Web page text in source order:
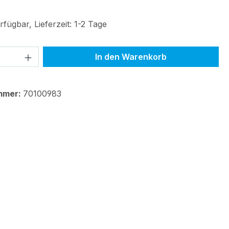
Lieferzeit: 1-2 Tage
Anzahl: Gib den gewünschten Wert
In den Warenkorb
70100983